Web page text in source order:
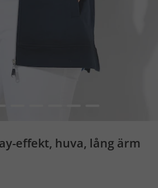
effekt, huva, lång ärm